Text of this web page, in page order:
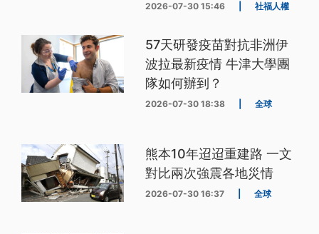
2026-07-30 15:46 社福人權
57天研發疫苗對抗非洲伊
波拉最新疫情 牛津大學團
隊如何辦到？
2026-07-30 18:38 全球
熊本10年迢迢重建路 一文
對比兩次強震各地災情
2026-07-30 16:37 全球